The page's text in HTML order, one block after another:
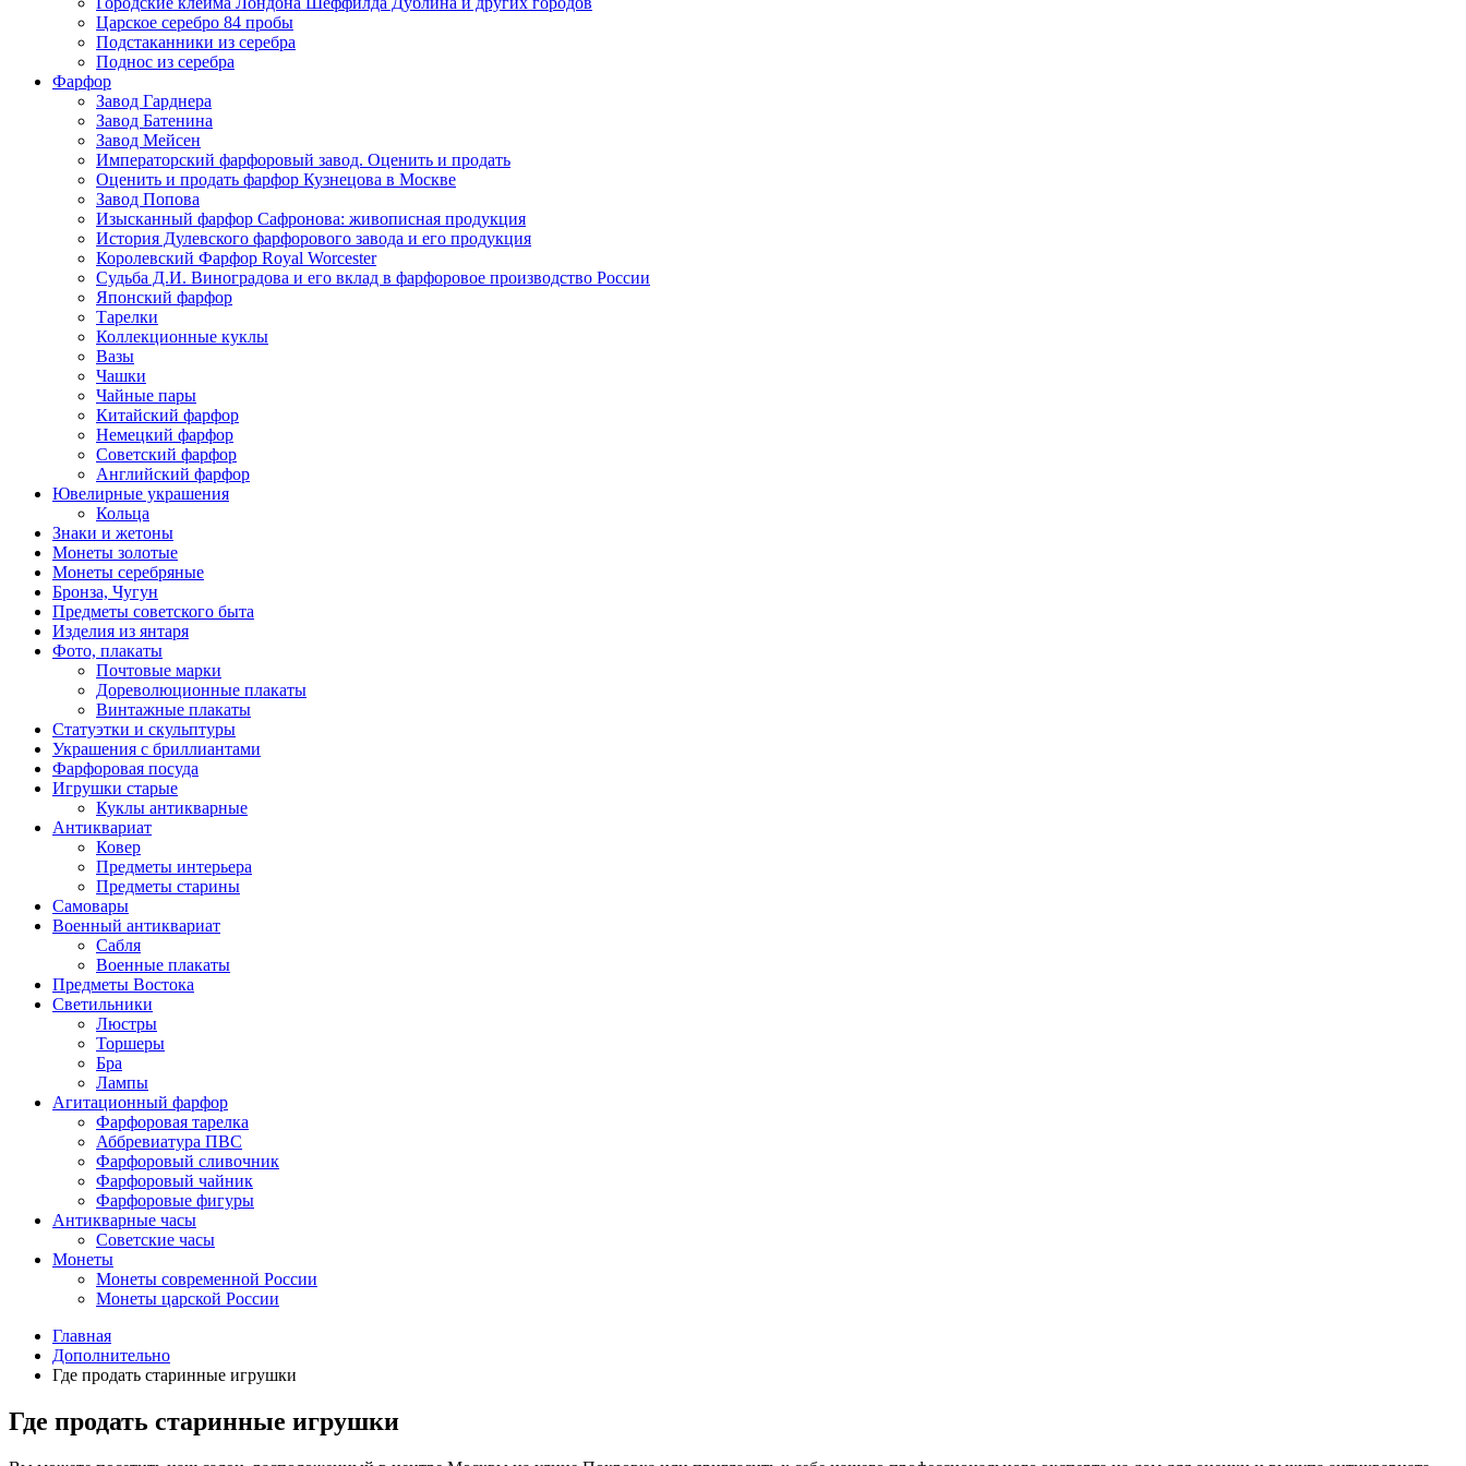
Царское серебро 84 пробы
Подстаканники из серебра
Поднос из серебра
Фарфор
Завод Гарднера
Завод Батенина
Завод Мейсен
Императорский фарфоровый завод. Оценить и продать
Оценить и продать фарфор Кузнецова в Москве
Завод Попова
Изысканный фарфор Сафронова: живописная продукция
История Дулевского фарфорового завода и его продукция
Королевский Фарфор Royal Worcester
Судьба Д.И. Виноградова и его вклад в фарфоровое производство России
Японский фарфор
Тарелки
Коллекционные куклы
Вазы
Чашки
Чайные пары
Китайский фарфор
Немецкий фарфор
Советский фарфор
Английский фарфор
Ювелирные украшения
Кольца
Знаки и жетоны
Монеты золотые
Монеты серебряные
Бронза, Чугун
Предметы советского быта
Изделия из янтаря
Фото, плакаты
Почтовые марки
Дореволюционные плакаты
Винтажные плакаты
Статуэтки и скульптуры
Украшения с бриллиантами
Фарфоровая посуда
Игрушки старые
Куклы антикварные
Антиквариат
Ковер
Предметы интерьера
Предметы старины
Самовары
Военный антиквариат
Сабля
Военные плакаты
Предметы Востока
Светильники
Люстры
Торшеры
Бра
Лампы
Агитационный фарфор
Фарфоровая тарелка
Аббревиатура ПВС
Фарфоровый сливочник
Фарфоровый чайник
Фарфоровые фигуры
Антикварные часы
Советские часы
Монеты
Монеты современной России
Монеты царской России
Главная
Дополнительно
Где продать старинные игрушки
Где продать старинные игрушки